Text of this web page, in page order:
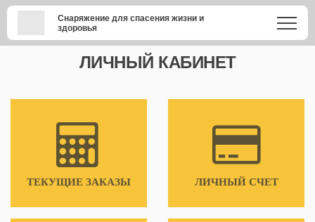
Снаряжение для спасения жизни и
здоровья
ЛИЧНЫЙ КАБИНЕТ
ТЕКУЩИЕ ЗАКАЗЫ ЛИЧНЫЙ СЧЕТ